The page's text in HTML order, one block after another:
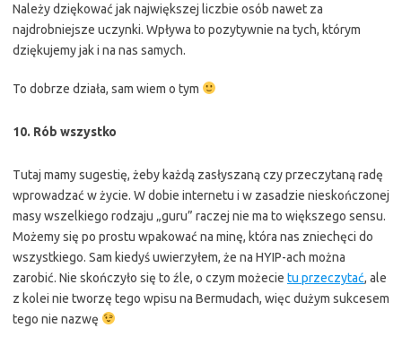
Należy dziękować jak największej liczbie osób nawet za
najdrobniejsze uczynki. Wpływa to pozytywnie na tych, którym
dziękujemy jak i na nas samych.
To dobrze działa, sam wiem o tym
10. Rób wszystko
Tutaj mamy sugestię, żeby każdą zasłyszaną czy przeczytaną radę
wprowadzać w życie. W dobie internetu i w zasadzie nieskończonej
masy wszelkiego rodzaju „guru” raczej nie ma to większego sensu.
Możemy się po prostu wpakować na minę, która nas zniechęci do
wszystkiego. Sam kiedyś uwierzyłem, że na HYIP-ach można
zarobić. Nie skończyło się to źle, o czym możecie tu przeczytać, ale
z kolei nie tworzę tego wpisu na Bermudach, więc dużym sukcesem
tego nie nazwę